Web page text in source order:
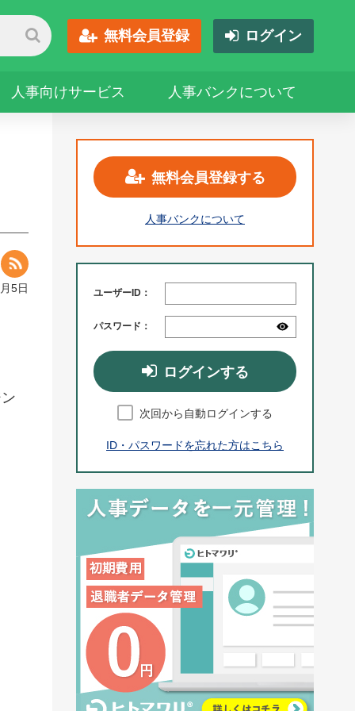
無料会員登録 ログイン
人事向けサービス 人事バンクについて
5日
無料会員登録する
人事バンクについて
ユーザーID：
パスワード：
ログインする
次回から自動ログインする
ID・パスワードを忘れた方はこちら